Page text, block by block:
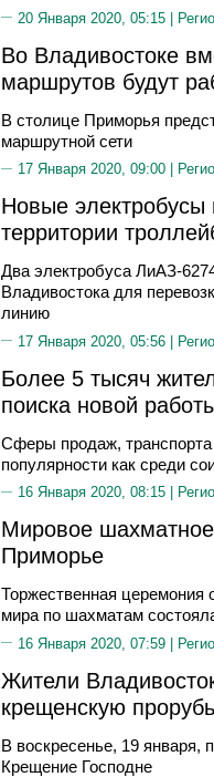
20 Января 2020, 05:15 |
Во Владивостоке
маршрутов будут
В столице Приморья
маршрутной сети
17 Января 2020, 09:00 |
Новые электробусы
территории
Два электробуса ЛиАЗ-
Владивостока для
линию
17 Января 2020, 05:56 |
Более 5 тысяч
поиска новой
Cферы продаж,
популярности как среди
16 Января 2020, 08:15 |
Мировое
Приморье
Торжественная церемония
мира по шахматам
16 Января 2020, 07:59 |
Жители
крещенскую
В воскресенье, 19 января,
Крещение Господне